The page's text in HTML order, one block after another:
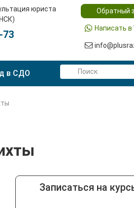
юриста
73
Обратный
Написать
в СДО
Записаться на